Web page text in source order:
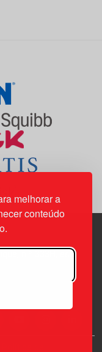
melhorar a
conteúdo
n.º 333H, esc.